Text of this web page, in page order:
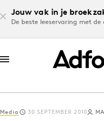
Jouw vak in je
De beste leeservaring met de
Log in
Media 30 SEPTEMBER 2010